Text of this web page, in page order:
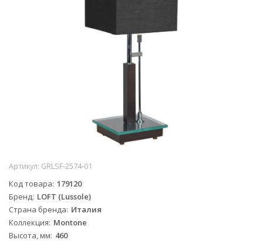
Артикул: GRLSF-2574-01
Код товара 179120
Бренд LOFT (Lussole)
Страна бренда Италия
Коллекция Montone
Высота, мм 460